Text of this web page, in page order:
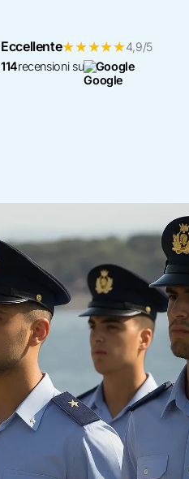
Eccellente★★★★★4,9/5
114recensioni su Google